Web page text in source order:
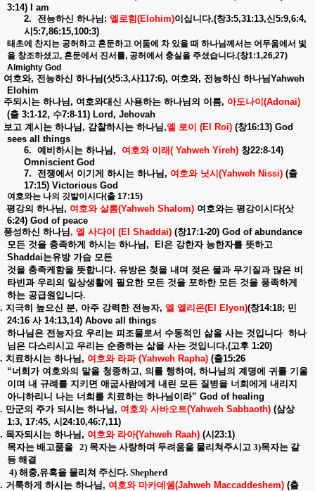
3:14) I am
2.
전능하신 하나님 : 엘로힘(Elohim)이십니다.(창3:5,31:13,신5:9,6:4,
시 5:7,86:15,100:3)
태초에 찬지는 공허하고 혼둔하고 어둠에 차 있을 때 하나님께서는 어두움에서 빛
을 창조하셨고, 혼둔에서 진서를, 공허에서 충실을 주셨습니다.(창1:1,26,27)
Almighty God
여호와, 전능하신 하나님 (삿5:3,사117:6), 여호와, 전능하신 하나님 Yahweh
Elohim
주되시는 하나님 , 여호와대신 사용하는 하나님의 이름, 아도나이 (Adonai)
(출 3:1-12, 수7:8-11) Lord, Jehovah
보고 계시는 하나님 , 감찰하시는 하나님 ,엘 로이 (El Roi) (창16:13) God
sees all things
6. 예비하시는 하나님 , 여호와 이래( Yahweh Yireh) 창22:8-14)
Omniscient God
7.
전쟁에서 이기게 하시는 하나님 , 여호와 닛시 (Yahweh Nissi) (출
17:15) Victorious God
여호와는 나의 깃발이시다(출 17:15)
평강의 하나님 , 여호와 살롬(Yahweh Shalom) 여호와는 평강이시다(삿
6:24) God of peace
풍성하신 하나님 , 엘 사다이 (El Shaddai) (창17:1-20) God of abundance
모든 것을 충족하게 하시는 하나님 , El 은 강한자 능한자를 뜻하고
Shaddai는유방 가슴 모든
것을 충족케함을 뜻합니다. 유방은 첮을 내며 젖은 물과 무기질과 많은 비
타빈과 우리의 일상생활에 필요한 모든 것을 포하한 모든 것을 풍족하게
하는 공급원입니다.
지극히 높으신 분, 아주 강력한 전능자, 엘 엘리온(El Elyon)(창14:18; 민
24:16 사14:13,14) Above all things
하나님은 전능자요 우리는 피조물로서 수동적인 삶을 사는 것입니다 하나
님은 다스리시고 우리는 순종하는 삶을 사는 것입니다.(고후 1:20)
치료하시는 하나님 , 여호와 라파 (Yahweh Rapha) (출15:26
“너희가 여호와의 말을 청종하고, 의를 행하여 , 하나님의 계명에 귀를 기울
이며 내 규례를 지키면 애굽사람에게 내린 모든 질병을 너희에게 내리지
아니하리니 나는 너희를 치료하는 하나님이라” God of healing
만군의 주가 되시는 하나님 , 여호와 사바오트(Yahweh Sabbaoth) (삼상
1:3, 17:45, 시 24:10,46:7,11)
목자되시는 하나님 , 여호와 라아(Yahweh Raah) (시 23:1)
목자는 배고품을 2) 목자는 사랑하며 두려움을 물리쳐주시고 3)목자는 갈
등 해결
4) 해충,유혹을 물리쳐 주신다. Shepherd
거룩하게 하시는 하나님 , 여호와 마카데쉠(Jahweh Maccaddeshem) (출